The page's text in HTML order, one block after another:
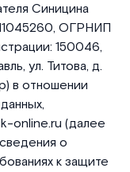
Синицина
ОГРНИП
150046,
ул. Титова, д.
в отношении
online.ru (далее
о
к защите